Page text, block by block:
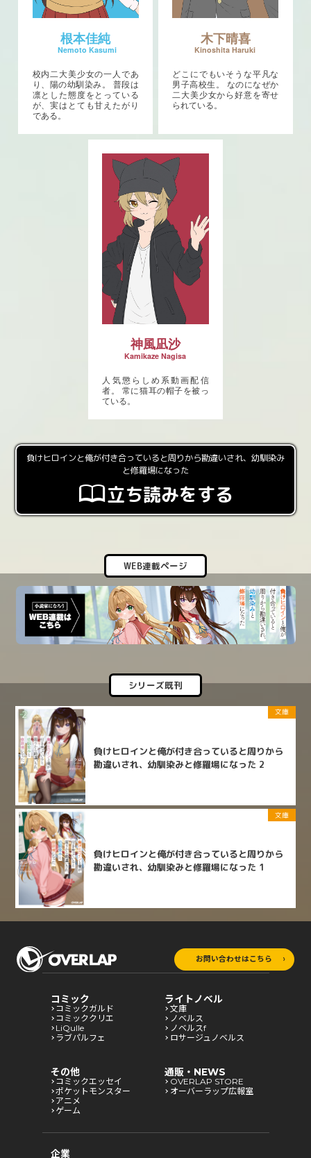
根本佳純
校内二大美少女の一人であ
り、陽の幼馴染み。 普段は
凛とした態度をとっている
が、実はとても甘えたがり
である。
木下晴喜
どこにでもいそうな平凡な
男子高校生。 なのになぜか
二大美少女から好意を寄せ
られている。
神風凪沙
人気懲らしめ系動画配信
者。 常に猫耳の帽子を被っ
ている。
負けヒロインと俺が付き合っていると周りから勘違いされ、幼馴染み
と修羅場になった
立ち読みをする
WEB連載ページ
シリーズ既刊
文庫
負けヒロインと俺が付き合っていると周りから
勘違いされ、幼馴染みと修羅場になった 2
文庫
負けヒロインと俺が付き合っていると周りから
勘違いされ、幼馴染みと修羅場になった 1
お問い合わせはこちら
コミック
コミックガルド
コミッククリエ
LiQulle
ラブパルフェ
ライトノベル
文庫
ノベルス
ノベルスf
ロサージュノベルス
その他
コミックエッセイ
ポケットモンスター
アニメ
ゲーム
通販・NEWS
OVERLAP STORE
オーバーラップ広報室
企業